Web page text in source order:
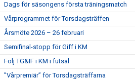
Dags för säsongens första träningsmatch
Vårprogrammet för Torsdagsträffen
Årsmöte 2026 – 26 februari
Semifinal-stopp för Giff i KM
Följ TG&IF i KM i futsal
”Vårpremiär” för Torsdagsträffarna